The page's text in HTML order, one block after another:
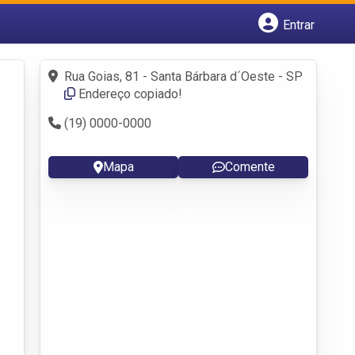
Entrar
Fazer login
Criar conta
Rua Goias, 81 - Santa Bárbara d´Oeste - SP
Endereço copiado!
(19) 0000-0000
Mapa Comente